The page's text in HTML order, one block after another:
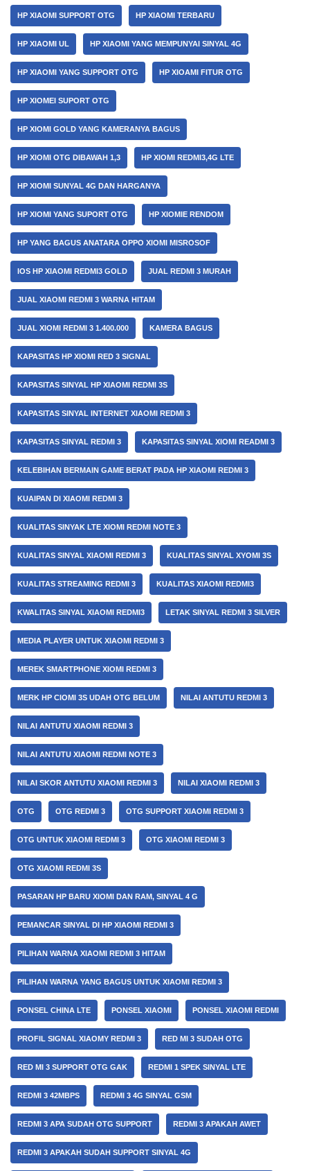
HP XIAOMI SUPPORT OTG HP XIAOMI TERBARU
HP XIAOMI UL HP XIAOMI YANG MEMPUNYAI SINYAL 4G
HP XIAOMI YANG SUPPORT OTG HP XIOAMI FITUR OTG
HP XIOMEI SUPORT OTG
HP XIOMI GOLD YANG KAMERANYA BAGUS
HP XIOMI OTG DIBAWAH 1,3 HP XIOMI REDMI3,4G LTE
HP XIOMI SUNYAL 4G DAN HARGANYA
HP XIOMI YANG SUPORT OTG HP XIOMIE RENDOM
HP YANG BAGUS ANATARA OPPO XIOMI MISROSOF
IOS HP XIAOMI REDMI3 GOLD JUAL REDMI 3 MURAH
JUAL XIAOMI REDMI 3 WARNA HITAM
JUAL XIOMI REDMI 3 1.400.000 KAMERA BAGUS
KAPASITAS HP XIOMI RED 3 SIGNAL
KAPASITAS SINYAL HP XIAOMI REDMI 3S
KAPASITAS SINYAL INTERNET XIAOMI REDMI 3
KAPASITAS SINYAL REDMI 3 KAPASITAS SINYAL XIOMI READMI 3
KELEBIHAN BERMAIN GAME BERAT PADA HP XIAOMI REDMI 3
KUAIPAN DI XIAOMI REDMI 3
KUALITAS SINYAK LTE XIOMI REDMI NOTE 3
KUALITAS SINYAL XIAOMI REDMI 3 KUALITAS SINYAL XYOMI 3S
KUALITAS STREAMING REDMI 3 KUALITAS XIAOMI REDMI3
KWALITAS SINYAL XIAOMI REDMI3 LETAK SINYAL REDMI 3 SILVER
MEDIA PLAYER UNTUK XIAOMI REDMI 3
MEREK SMARTPHONE XIOMI REDMI 3
MERK HP CIOMI 3S UDAH OTG BELUM NILAI ANTUTU REDMI 3
NILAI ANTUTU XIAOMI REDMI 3
NILAI ANTUTU XIAOMI REDMI NOTE 3
NILAI SKOR ANTUTU XIAOMI REDMI 3 NILAI XIAOMI REDMI 3
OTG OTG REDMI 3 OTG SUPPORT XIAOMI REDMI 3
OTG UNTUK XIAOMI REDMI 3 OTG XIAOMI REDMI 3
OTG XIAOMI REDMI 3S
PASARAN HP BARU XIOMI DAN RAM, SINYAL 4 G
PEMANCAR SINYAL DI HP XIAOMI REDMI 3
PILIHAN WARNA XIAOMI REDMI 3 HITAM
PILIHAN WARNA YANG BAGUS UNTUK XIAOMI REDMI 3
PONSEL CHINA LTE PONSEL XIAOMI PONSEL XIAOMI REDMI
PROFIL SIGNAL XIAOMY REDMI 3 RED MI 3 SUDAH OTG
RED MI 3 SUPPORT OTG GAK REDMI 1 SPEK SINYAL LTE
REDMI 3 42MBPS REDMI 3 4G SINYAL GSM
REDMI 3 APA SUDAH OTG SUPPORT REDMI 3 APAKAH AWET
REDMI 3 APAKAH SUDAH SUPPORT SINYAL 4G